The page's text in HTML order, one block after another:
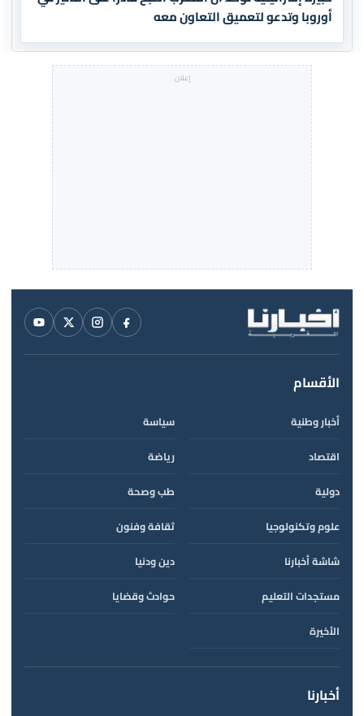
أوروبا وتدعو لتعميق التعاون معه
الأقسام
أخبار وطنية
سياسة
اقتصاد
رياضة
دولية
طب وصحة
علوم وتكنولوجيا
ثقافة وفنون
شاشة أخبارنا
دين ودنيا
مستجدات التعليم
حوادث وقضايا
الأخيرة
أخبارنا